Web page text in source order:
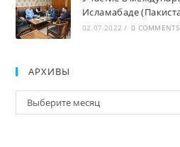
Исламабаде
02.07.2022 / 0 COMMENTS
АРХИВЫ
Архивы
Выберите месяц